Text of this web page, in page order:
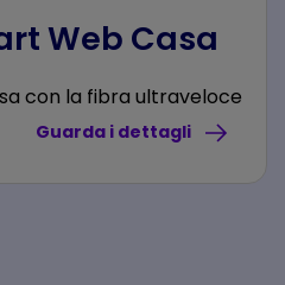
Web Casa
con la fibra ultraveloce
Guarda i dettagli